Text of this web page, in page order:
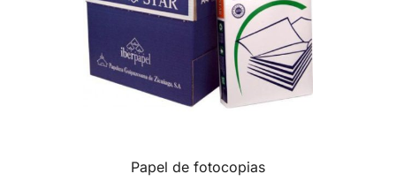
Papel de fotocopias